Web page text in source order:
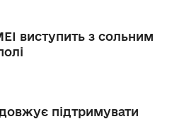
виступить з сольним
підтримувати